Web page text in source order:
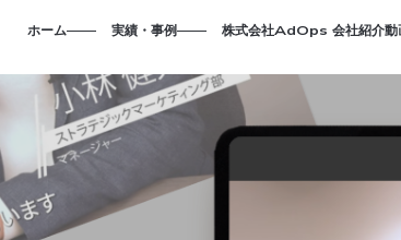
ホーム 実績・事例 株式会社AdOps 会社紹介動